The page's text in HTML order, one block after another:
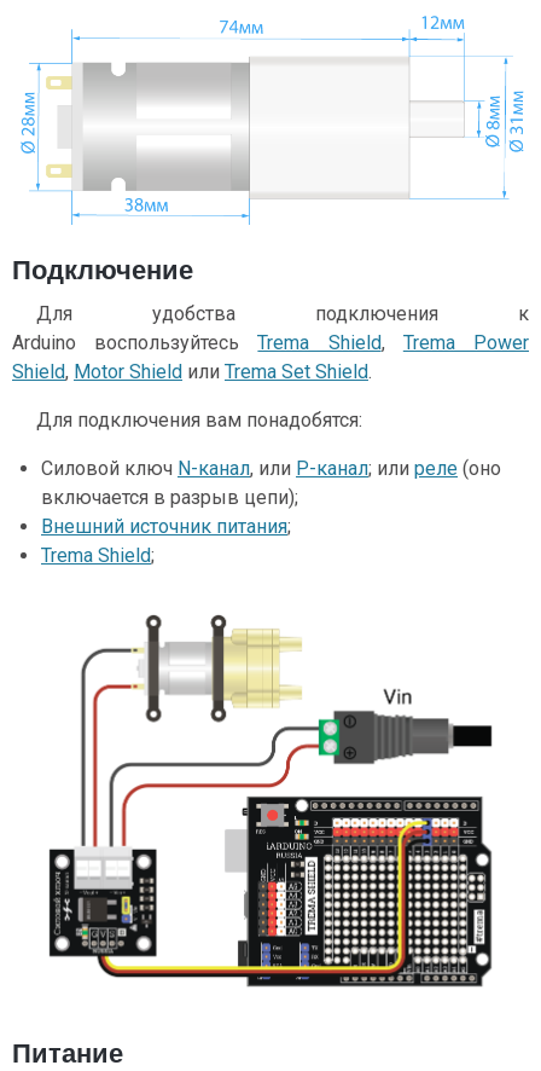
Подключение
Для удобства подключения к
Arduino воспользуйтесьTrema Shield, Trema Power
Shield, Motor Shield или Trema Set Shield.
Для подключения вам понадобятся:
Силовой ключ N-канал, или P-канал; или реле (оно
включается в разрыв цепи);
Внешний источник питания;
Trema Shield;
Питание